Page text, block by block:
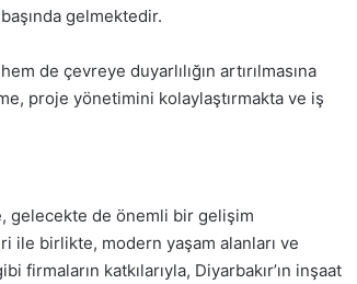
gelmektedir.
de çevreye duyarlılığın artırılmasına
proje yönetimini kolaylaştırmakta ve iş
gelecekte de önemli bir gelişim
birlikte, modern yaşam alanları ve
katkılarıyla, Diyarbakır’ın inşaat